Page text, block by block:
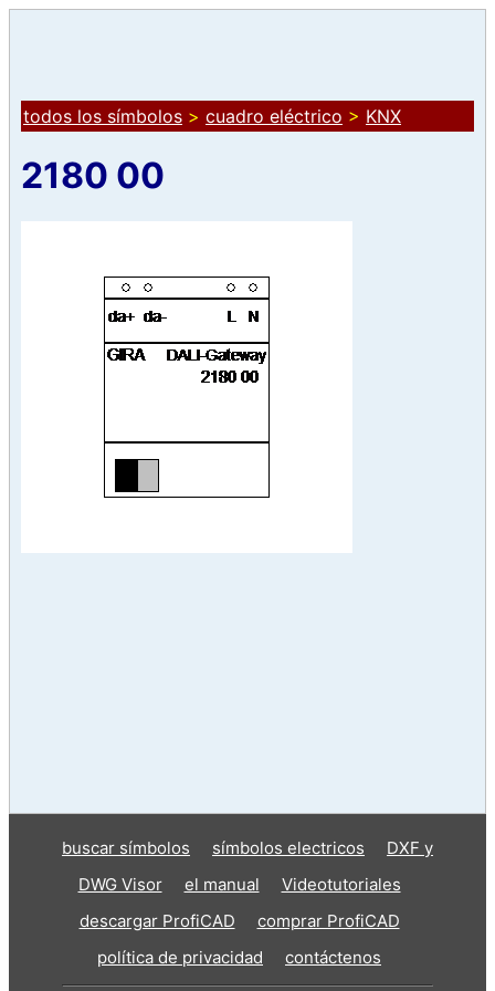
todos los símbolos > cuadro eléctrico > KNX
2180 00
buscar símbolos símbolos electricos
DXF y
DWG Visor
el manual
Videotutoriales
descargar ProfiCAD
comprar ProfiCAD
política de privacidad
contáctenos